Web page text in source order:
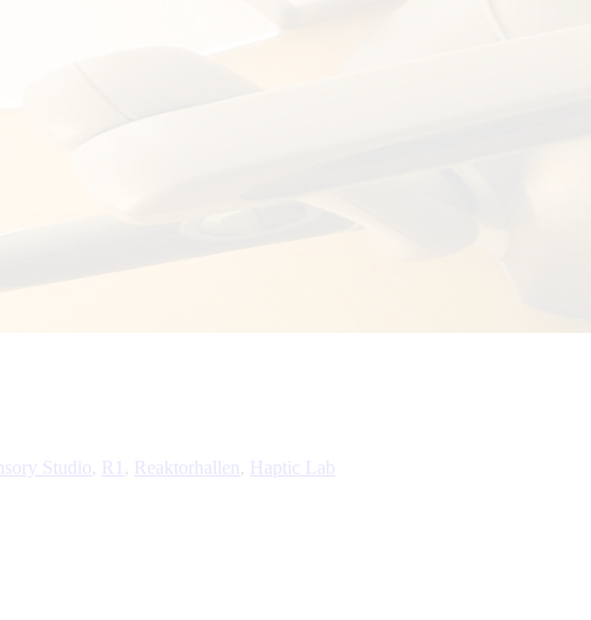
Studio R1 Reaktorhallen Haptic Lab